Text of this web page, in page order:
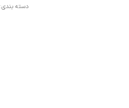
دسته بندی: